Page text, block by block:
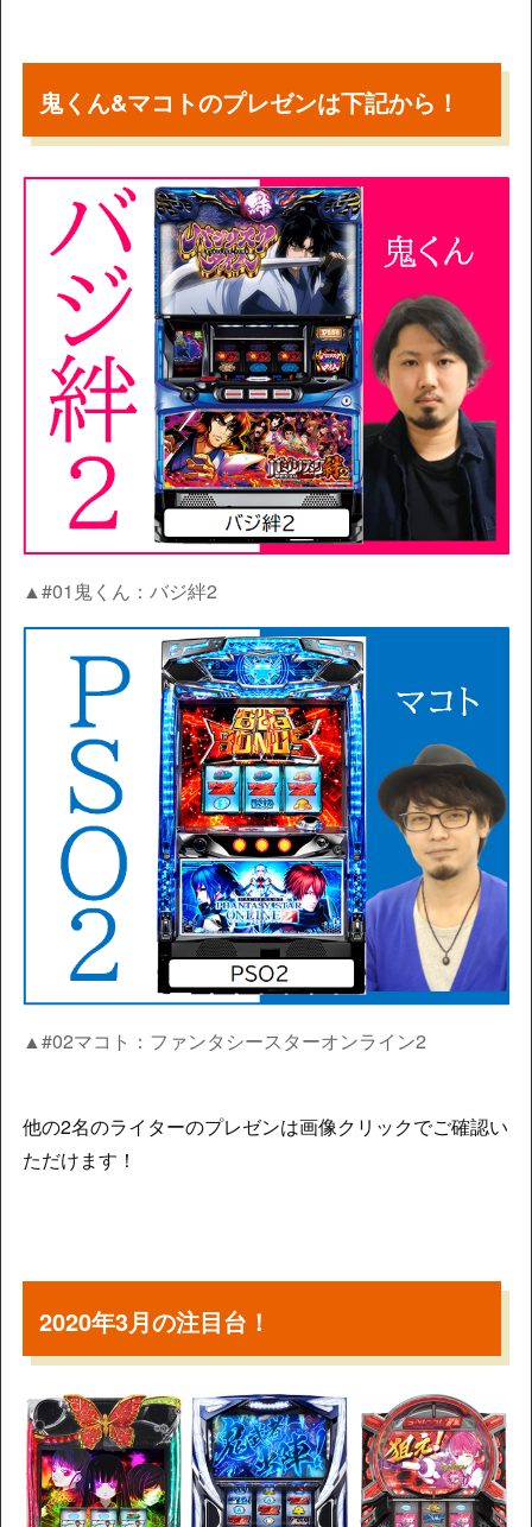
鬼くん&マコトのプレゼンは下記から！
▲#01鬼くん：バジ絆2
▲#02マコト：ファンタシースターオンライン2
他の2名のライターのプレゼンは画像クリックでご確認い
ただけます！
2020年3月の注目台！